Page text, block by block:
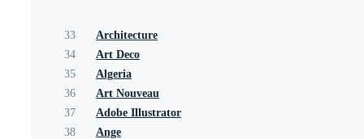
33
Architecture
34
Art Deco
35
Algeria
36
Art Nouveau
37
Adobe Illustrator
38
Ange